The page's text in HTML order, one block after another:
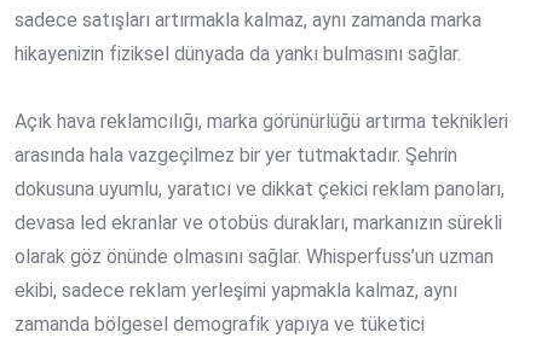
sadece satışları artırmakla kalmaz, aynı zamanda marka
hikayenizin fiziksel dünyada da yankı bulmasını sağlar.
Açık hava reklamcılığı, marka görünürlüğü artırma teknikleri
arasında hala vazgeçilmez bir yer tutmaktadır. Şehrin
dokusuna uyumlu, yaratıcı ve dikkat çekici reklam panoları,
devasa led ekranlar ve otobüs durakları, markanızın sürekli
olarak göz önünde olmasını sağlar. Whisperfuss’un uzman
ekibi, sadece reklam yerleşimi yapmakla kalmaz, aynı
zamanda bölgesel demografik yapıya ve tüketici